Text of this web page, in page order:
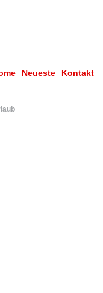
Neueste Kontakt